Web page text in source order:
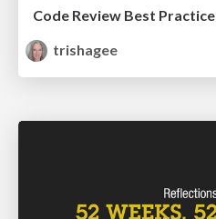
Code Review Best Practice
trishagee